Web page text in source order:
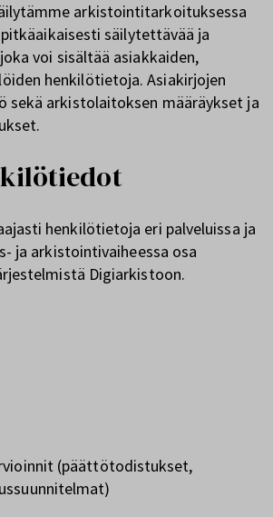
arkistointitarkoituksessa
säilytettävää ja
voi sisältää asiakkaiden,
henkilötietoja. Asiakirjojen
sekä arkistolaitoksen määräykset ja
henkilötietoja eri palveluissa ja
ja arkistointivaiheessa osa
Digiarkistoon.
(päättötodistukset,